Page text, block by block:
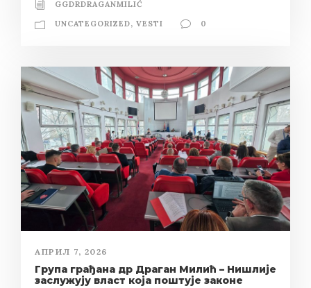
GGDRDRAGANMILIĆ
UNCATEGORIZED, VESTI 0
АПРИЛ 7, 2026
Група грађана др Драган Милић – Нишлије
заслужују власт која поштује законе